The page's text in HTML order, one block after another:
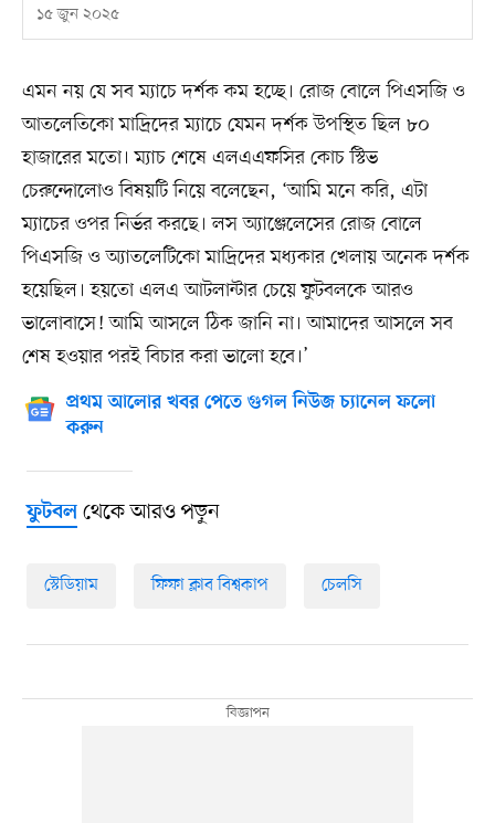
১৫ জুন ২০২৫
এমন নয় যে সব ম্যাচে দর্শক কম হচ্ছে। রোজ বোলে পিএসজি ও
আতলেতিকো মাদ্রিদের ম্যাচে যেমন দর্শক উপস্থিত ছিল ৮০
হাজারের মতো। ম্যাচ শেষে এলএএফসির কোচ স্টিভ
চেরুন্দোলোও বিষয়টি নিয়ে বলেছেন, ‘আমি মনে করি, এটা
ম্যাচের ওপর নির্ভর করছে। লস অ্যাঞ্জেলেসের রোজ বোলে
পিএসজি ও অ্যাতলেটিকো মাদ্রিদের মধ্যকার খেলায় অনেক দর্শক
হয়েছিল। হয়তো এলএ আটলান্টার চেয়ে ফুটবলকে আরও
ভালোবাসে! আমি আসলে ঠিক জানি না। আমাদের আসলে সব
শেষ হওয়ার পরই বিচার করা ভালো হবে।’
প্রথম আলোর খবর পেতে গুগল নিউজ চ্যানেল ফলো
করুন
ফুটবলথেকে আরও পড়ুন
স্টেডিয়াম ফিফা ক্লাব বিশ্বকাপ চেলসি